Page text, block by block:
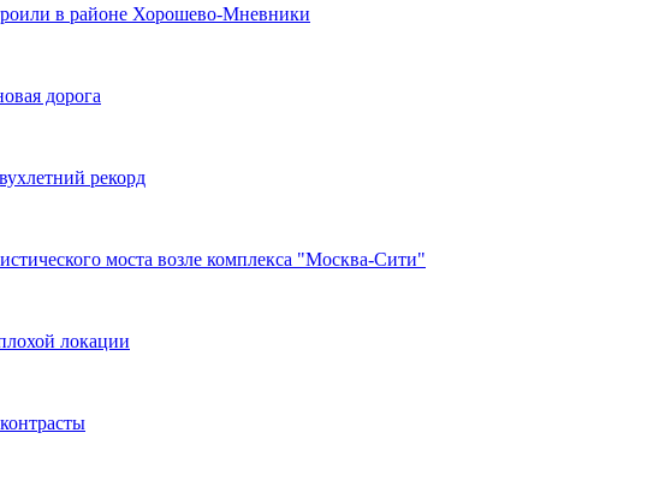
в районе Хорошево-Мневники
дорога
рекорд
моста возле комплекса "Москва-Сити"
локации